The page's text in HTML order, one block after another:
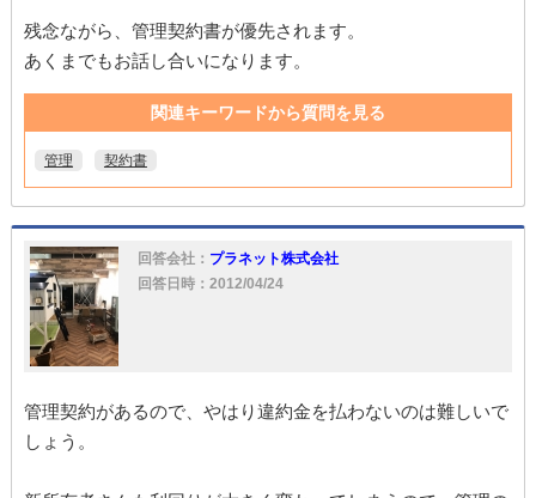
残念ながら、管理契約書が優先されます。
あくまでもお話し合いになります。
関連キーワードから質問を見る
管理 契約書
回答会社： プラネット株式会社
回答日時：2012/04/24
管理契約があるので、やはり違約金を払わないのは難しいで
しょう。